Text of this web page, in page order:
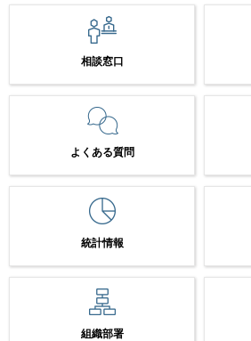
相談窓口
よくある質問
統計情報
組織部署